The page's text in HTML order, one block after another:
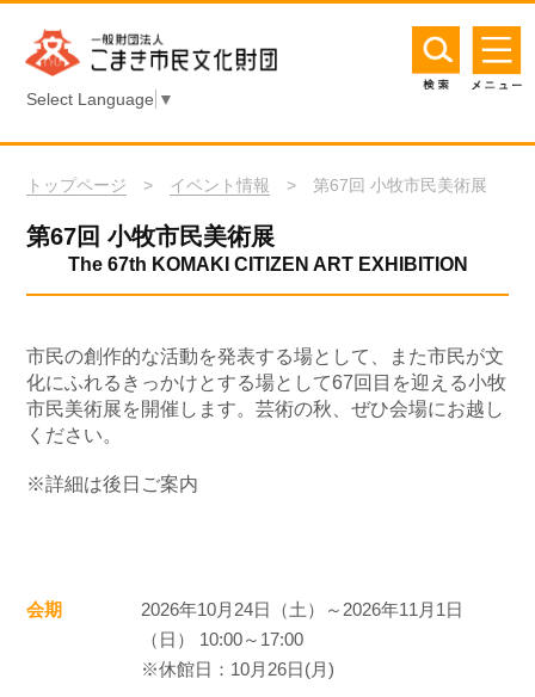
Select Language ▼
トップページ > イベント情報 > 第67回 小牧市民美術展
第67回 小牧市民美術展
The 67th KOMAKI CITIZEN ART EXHIBITION
市民の創作的な活動を発表する場として、また市民が文
化にふれるきっかけとする場として67回目を迎える小牧
市民美術展を開催します。芸術の秋、ぜひ会場にお越し
ください。
※詳細は後日ご案内
会期
2026年10月24日（土）～2026年11月1日
（日） 10:00～17:00
※休館日：10月26日(月)